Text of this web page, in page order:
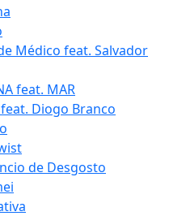
Médico feat. Salvador
feat. MAR
Diogo Branco
de Desgosto